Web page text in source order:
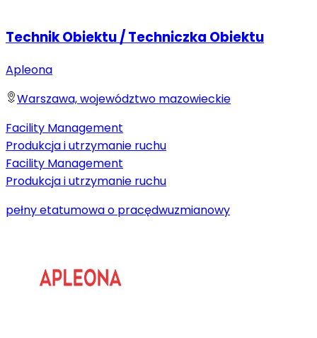
Technik Obiektu / Techniczka Obiektu
Apleona
Warszawa, województwo mazowieckie
Facility Management
Produkcja i utrzymanie ruchu
Facility Management
Produkcja i utrzymanie ruchu
pełny etatumowa o pracędwuzmianowy